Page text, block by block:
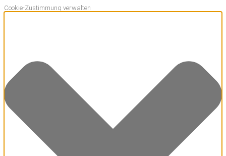
Cookie-Zustimmung verwalten